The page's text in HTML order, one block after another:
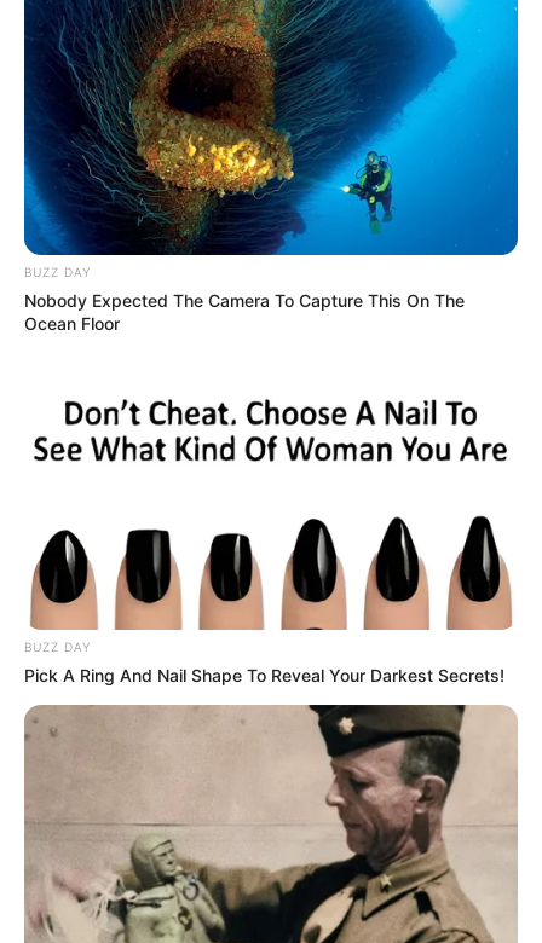
multitudinaria caravana
por su nuevo disco "X
amor a mí"
ANA DEL CASTILLO
¿Para quién fue la pulla?
Ana del Castillo prende el
ventilador y sacude el
vallenato con indirectas
cantante Patricia Teherán
es reconocido legalmente
y por fin recibirá sus
ANA DEL CASTILLO
“Tu brillo fino de
confianza”: Ana del
y deja a todos con la boca
abierta
CANTANTE COLOMBIANA
La cantante Natalia
Curvelo explica polémica
por video en el que su
padre amenaza a
Monchito Maestre
BUZZ DAY
Nobody Expected The Camera To Capture This On The
Ocean Floor
BUZZ DAY
Pick A Ring And Nail Shape To Reveal Your Darkest Secrets!